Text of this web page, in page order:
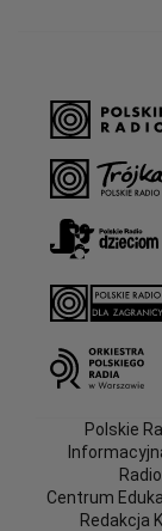
Polskie
Centrum
Redakcja